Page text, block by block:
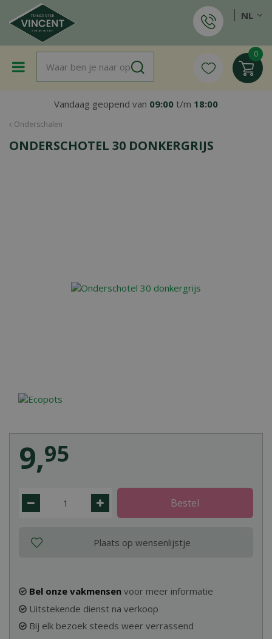
a
Onderschalen
Vandaag geopend van 09:00 t/m 18:00
NL
ONDERSCHOTEL 30 DONKERGRIJS
9,95
Bel onze vakmensen voor meer informatie
Uitstekende dienst na verkoop
Bij elk bezoek steeds weer verrassend